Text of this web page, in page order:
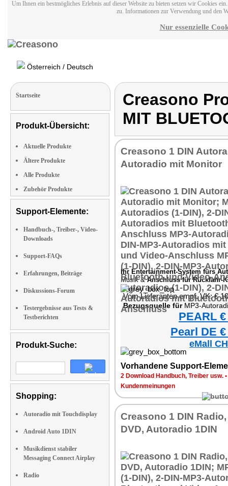
Um Ihnen ein bestmögliches Erlebnis auf dieser Website zu bieten setzen wir Cookies
zu. Informationen zur Verwendung und den
Nur essenzielle
Österreich / Deutsch
Startseite
Produkt-Übersicht:
Aktuelle Produkte
Ältere Produkte
Alle Produkte
Zubehör Produkte
Support-Elemente:
Handbuch-, Treiber-, Video-
Downloads
Support-FAQs
Erfahrungen, Beiträge
Diskussions-Forum
Testergebnisse aus Tests &
Testberichten
Produkt-Suche:
Shopping:
Autoradio mit Touchdisplay
Android Auto 1DIN
Musikdienst stabiler
Messaging Connect Airplay
Radio
Creasono
MIT
Creasono 1 DIN
Autoradio mit Monitor
Ihr Entertainment-System fürs
Musik &Anschluss für Rückfahr-
Vom Lieferanten empf. VK: €
Bezugsquelle fürMP3-Autoradio (1-DIN)
PEARL
Pearl DE
eMall
Vorhandene Support-
2 Download Handbuch, Treiber usw. •
Kundenmeinungen
Creasono 1 DIN
DVD, Autoradio 1DIN